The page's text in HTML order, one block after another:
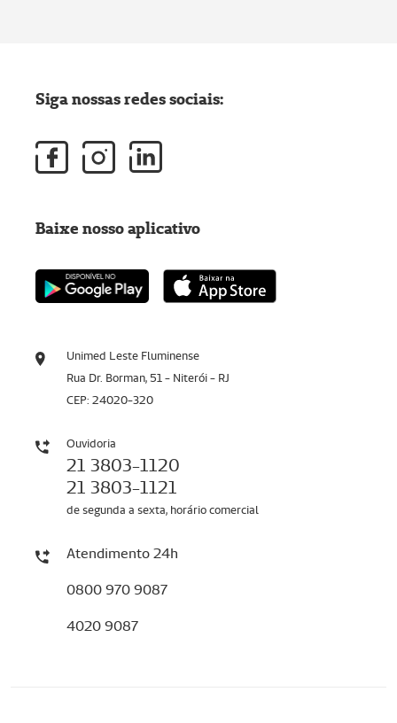
Unimed Leste Fluminense
Rua Dr. Borman, 51 - Niterói - RJ
CEP: 24020-320
Ouvidoria
21 3803-1120
21 3803-1121
de segunda a sexta, horário comercial
Atendimento 24h
0800 970 9087
4020 9087
Siga nossas redes sociais:
Baixe nosso aplicativo